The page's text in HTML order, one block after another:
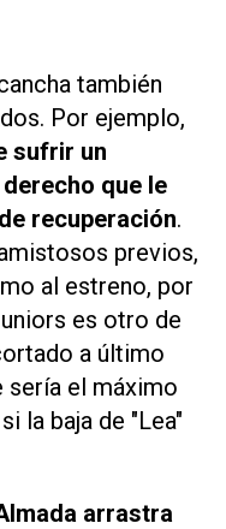
también
Por ejemplo,
sufrir un
que le
recuperación.
previos,
al estreno, por
es otro de
a último
el máximo
la baja de "Lea"
arrastra